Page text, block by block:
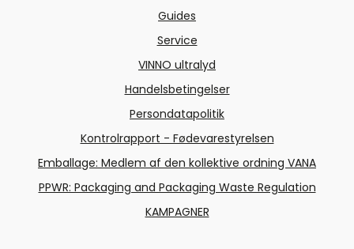
Guides
Service
VINNO ultralyd
Handelsbetingelser
Persondatapolitik
Kontrolrapport - Fødevarestyrelsen
Emballage: Medlem af den kollektive ordning VANA
PPWR: Packaging and Packaging Waste Regulation
KAMPAGNER